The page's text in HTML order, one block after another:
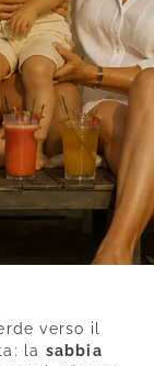
verso il
la sabbia